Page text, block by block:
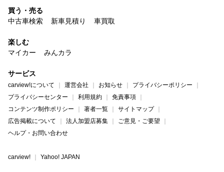
買う・売る
中古車検索
新車見積り 車買取
楽しむ
マイカー
みんカラ
サービス
carview!について 運営会社 お知らせ
プライバシーポリシー
プライバシーセンター
利用規約
免責事項
コンテンツ制作ポリシー
著者一覧
サイトマップ
広告掲載について
法人加盟店募集
ご意見・ご要望
ヘルプ・お問い合わせ
carview! Yahoo! JAPAN